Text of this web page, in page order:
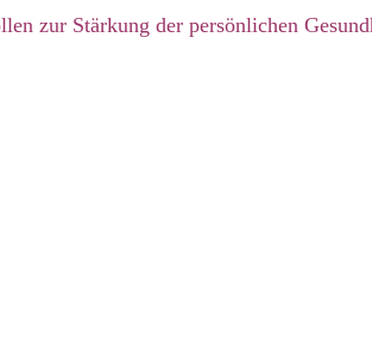
zur Stärkung der persönlichen